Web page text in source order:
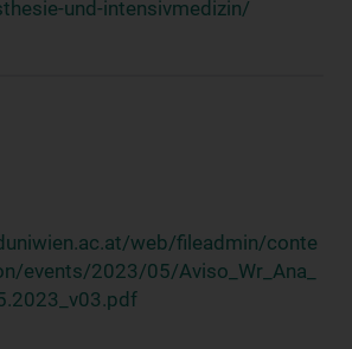
und-intensivmedizin/
web/fileadmin/conte
events/2023/05/Aviso_Wr_Ana_